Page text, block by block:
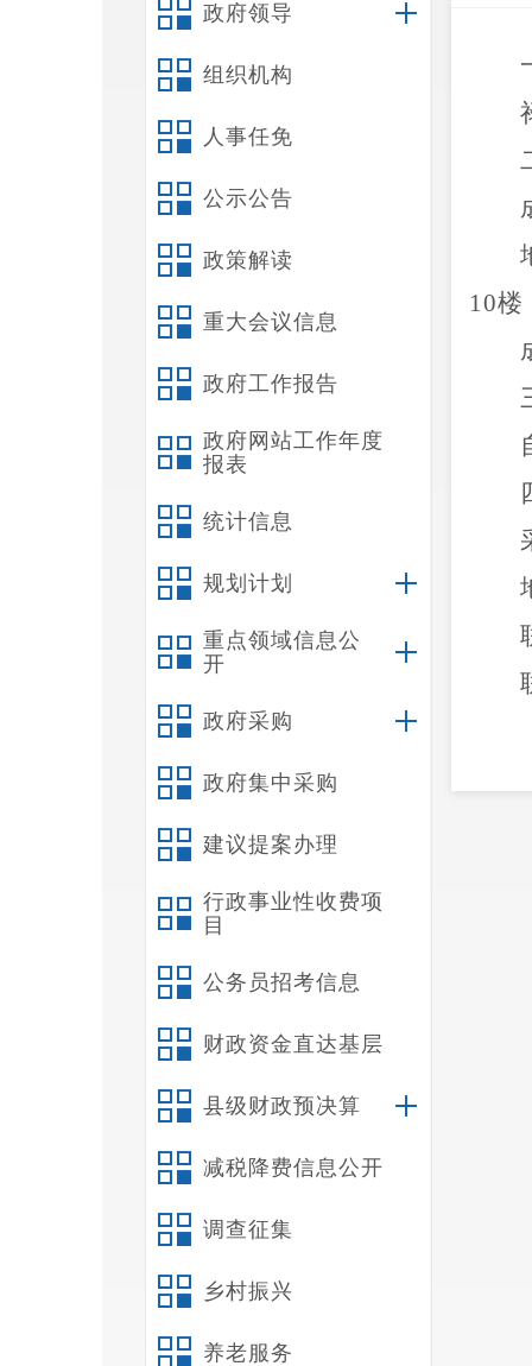
政府领导
组织机构
人事任免
公示公告
政策解读
重大会议信息
政府工作报告
政府网站工作年度
报表
统计信息
规划计划
重点领域信息公
开
政府采购
政府集中采购
建议提案办理
行政事业性收费项
目
公务员招考信息
财政资金直达基层
县级财政预决算
减税降费信息公开
调查征集
乡村振兴
养老服务
10楼